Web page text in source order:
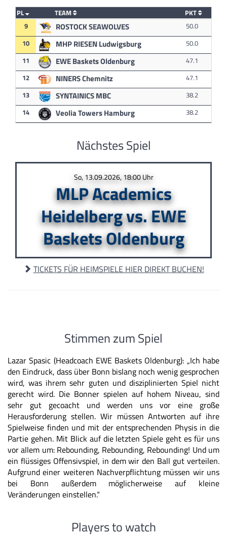
PL TEAM
PKT
9
ROSTOCK SEAWOLVES
50.0
10
MHP RIESEN Ludwigsburg
50.0
11
EWE Baskets Oldenburg
47.1
12
NINERS Chemnitz
47.1
13
SYNTAINICS MBC
38.2
14
Veolia Towers Hamburg 38.2
Nächstes Spiel
So, 13.09.2026, 18:00 Uhr
MLP Academics
Heidelberg vs. EWE
Baskets Oldenburg
TICKETS FÜR HEIMSPIELE HIER DIREKT BUCHEN!
Stimmen zum Spiel
Lazar Spasic (Headcoach EWE Baskets Oldenburg): „Ich habe
den Eindruck, dass über Bonn bislang noch wenig gesprochen
wird, was ihrem sehr guten und disziplinierten Spiel nicht
gerecht wird. Die Bonner spielen auf hohem Niveau, sind
sehr gut gecoacht und werden uns vor eine große
Herausforderung stellen. Wir müssen Antworten auf ihre
Spielweise finden und mit der entsprechenden Physis in die
Partie gehen. Mit Blick auf die letzten Spiele geht es für uns
vor allem um: Rebounding, Rebounding, Rebounding! Und um
ein flüssiges Offensivspiel, in dem wir den Ball gut verteilen.
Aufgrund einer weiteren Nachverpflichtung müssen wir uns
bei Bonn außerdem möglicherweise auf kleine
Veränderungen einstellen.“
Players to watch